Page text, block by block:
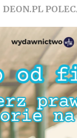
DEON.PL